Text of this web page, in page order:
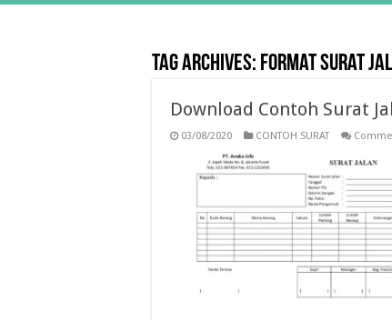
Tag Archives: format surat
Download Contoh Surat
03/08/2020 CONTOH SURAT